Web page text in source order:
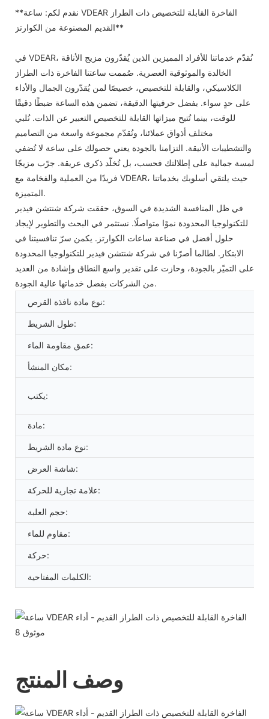
**نقدم لكم: ساعة VDEAR الفاخرة القابلة للتخصيص ذات الطراز
القديم المصنوعة من الكوارتز**
في VDEAR، نُقدّم خدماتنا للأفراد المميزين الذين يُقدّرون مزيج الأناقة
الخالدة والموثوقية العصرية. صُممت ساعتنا الفاخرة ذات الطراز
الكلاسيكي، والقابلة للتخصيص، خصيصًا لمن يُقدّرون الجمال والأداء
على حدٍ سواء. بفضل حرفيتها الدقيقة، تضمن هذه الساعة ضبطًا دقيقًا
للوقت، بينما تُتيح ميزاتها القابلة للتخصيص التعبير عن الذات. نُلبي
مختلف أذواق عملائنا، ونُقدّم مجموعة واسعة من التصاميم
والتشطيبات الأنيقة. التزامنا بالجودة يعني حصولك على ساعة لا تُضفي
لمسة جمالية على إطلالتك فحسب، بل تُخلّد ذكرى عريقة. جرّب مزيجًا
فريدًا من العملية والفخامة مع VDEAR، حيث يلتقي أسلوبك بخدماتنا
المتميزة.
في ظل المنافسة الشديدة في السوق، حققت شركة شنتشن فيدير
للتكنولوجيا المحدودة نموًا متواصلًا. نستثمر في البحث والتطوير لإيجاد
حلول أفضل في صناعة ساعات الكوارتز. يكمن سرّ تنافسيتنا في
الابتكار. لطالما أصرّنا في شركة شنتشن فيدير للتكنولوجيا المحدودة
على التميّز بالجودة، وحازت على تقدير واسع النطاق وإشادة من العديد
من الشركات بفضل خدماتها عالية الجودة.
نوع مادة نافذة القرص:
طول الشريط:
عمق مقاومة الماء:
مكان المنشأ:
يكتب:
مادة:
نوع مادة الشريط:
شاشة العرض:
علامة تجارية للحركة:
حجم العلبة:
مقاوم للماء:
حركة:
الكلمات المفتاحية:
وصف المنتج